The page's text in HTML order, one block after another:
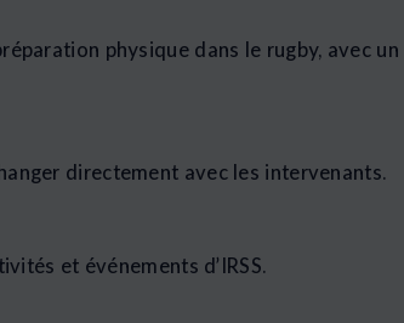
physique dans le rugby, avec
directement avec les intervenants.
et événements d’IRSS.